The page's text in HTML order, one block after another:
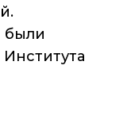
были